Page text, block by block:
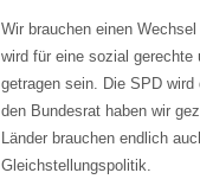
Wir brauchen einen
wird für eine sozial
getragen sein. Die SPD
den Bundesrat haben wir
Länder brauchen endlich
Gleichstellungspolitik.